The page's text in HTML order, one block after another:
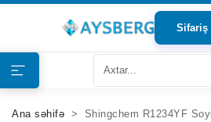
Sifariş
Haqqımızda
Məhsullar
Ana səhifə Shingchem R1234YF